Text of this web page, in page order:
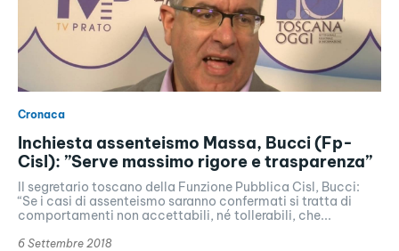
Cronaca
Inchiesta assenteismo Massa, Bucci (Fp-
Cisl): ”Serve massimo rigore e trasparenza”
Il segretario toscano della Funzione Pubblica Cisl, Bucci:
“Se i casi di assenteismo saranno confermati si tratta di
comportamenti non accettabili, né tollerabili, che...
6 Settembre 2018